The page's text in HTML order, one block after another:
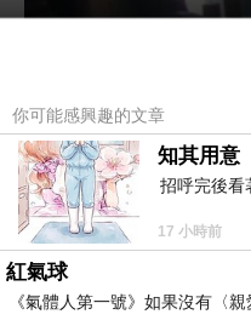
你可能感興趣的文章
知其用意
招呼完後看
17 小時前
紅氣球
《氣體人第一號》如果沒有〈